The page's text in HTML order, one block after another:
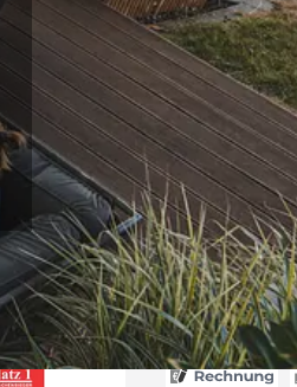
Versand
Akzeptierte